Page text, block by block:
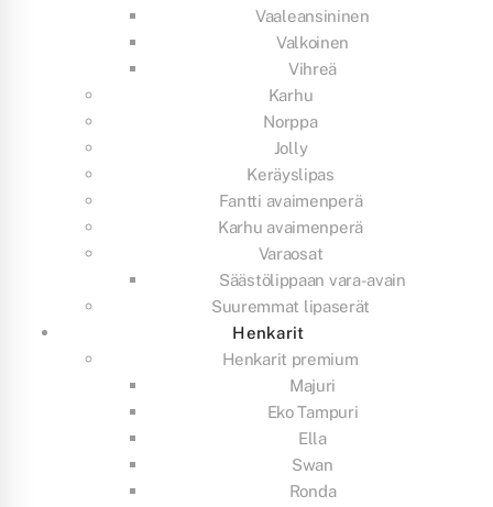
Vaaleansininen
Valkoinen
Vihreä
Karhu
Norppa
Jolly
Keräyslipas
Fantti avaimenperä
Karhu avaimenperä
Varaosat
Säästölippaan vara-avain
Suuremmat lipaserät
Henkarit
Henkarit premium
Majuri
Eko Tampuri
Ella
Swan
Ronda